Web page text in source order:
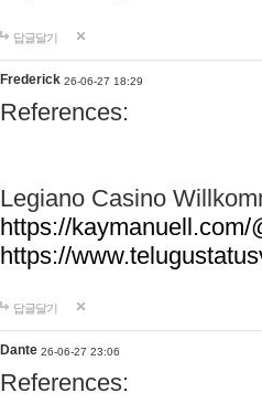
답글달기
Frederick 26-06-27 18:29
References:
Legiano Casino
https://
https://
답글달기
Dante 26-06-27 23:06
References: